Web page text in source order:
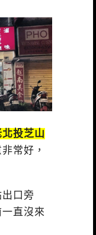
北投芝山
常好，
口旁
直沒來